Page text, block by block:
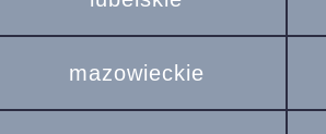
mazowieckie